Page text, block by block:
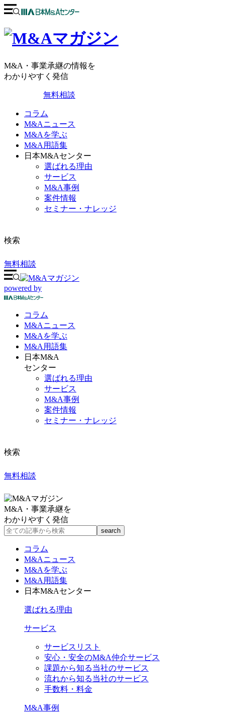
M&A・事業承継の情報を
わかりやすく発信
無料相談
コラム
M&Aニュース
M&Aを学ぶ
M&A用語集
日本M&Aセンター
選ばれる理由
サービス
M&A事例
案件情報
セミナー・ナレッジ
検索
無料相談
powered by
コラム
M&Aニュース
M&Aを学ぶ
M&A 用語集
日本M&A
センター
選ばれる理由
サービス
M&A事例
案件情報
セミナー・ナレッジ
検索
無料相談
M&A・事業承継を
わかりやすく発信
コラム
M&Aニュース
M&Aを学ぶ
M&A用語集
日本M&Aセンター
選ばれる理由
サービス
サービスリスト
安心・安全のM&A仲介サービス
課題から知る当社のサービス
流れから知る当社のサービス
手数料・料金
M&A事例